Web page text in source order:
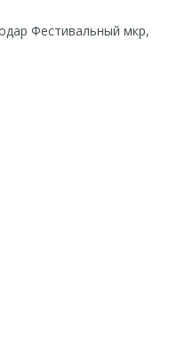
Фестивальный мкр,